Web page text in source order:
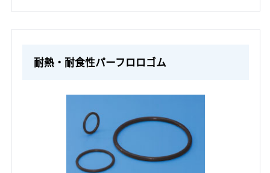
耐熱・耐食性パーフロロゴム